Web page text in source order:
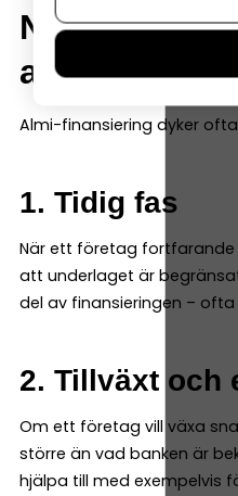
När brukar
aktuella?
Almi-finansiering dyker
1. Tidig fas
När ett företag fortfarande
att underlaget är
del av finansieringen –
2. Tillväxt och
Om ett företag vill växa
större än vad banken är
hjälpa till med exempelvis